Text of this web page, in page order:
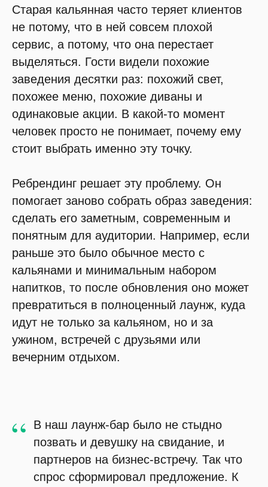
Старая кальянная часто теряет клиентов
не потому, что в ней совсем плохой
сервис, а потому, что она перестает
выделяться. Гости видели похожие
заведения десятки раз: похожий свет,
похожее меню, похожие диваны и
одинаковые акции. В какой-то момент
человек просто не понимает, почему ему
стоит выбрать именно эту точку.
Ребрендинг решает эту проблему. Он
помогает заново собрать образ заведения:
сделать его заметным, современным и
понятным для аудитории. Например, если
раньше это было обычное место с
кальянами и минимальным набором
напитков, то после обновления оно может
превратиться в полноценный лаунж, куда
идут не только за кальяном, но и за
ужином, встречей с друзьями или
вечерним отдыхом.
“
В наш лаунж-бар было не стыдно
позвать и девушку на свидание, и
партнеров на бизнес-встречу. Так что
спрос сформировал предложение. К